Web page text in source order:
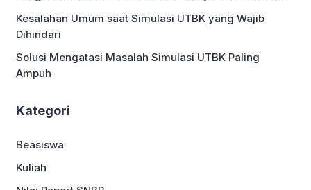
Kesalahan Umum saat Simulasi UTBK yang Wajib
Dihindari
Solusi Mengatasi Masalah Simulasi UTBK Paling
Ampuh
Kategori
Beasiswa
Kuliah